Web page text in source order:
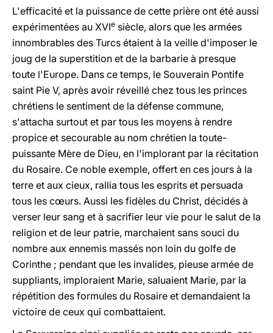
L'efficacité et la puissance de cette prière ont été aussi
expérimentées au XVIe siècle, alors que les armées
innombrables des Turcs étaient à la veille d'imposer le
joug de la superstition et de la barbarie à presque
toute l'Europe. Dans ce temps, le Souverain Pontife
saint Pie V, après avoir réveillé chez tous les princes
chrétiens le sentiment de la défense commune,
s'attacha surtout et par tous les moyens à rendre
propice et secourable au nom chrétien la toute-
puissante Mère de Dieu, en l'implorant par la récitation
du Rosaire. Ce noble exemple, offert en ces jours à la
terre et aux cieux, rallia tous les esprits et persuada
tous les cœurs. Aussi les fidèles du Christ, décidés à
verser leur sang et à sacrifier leur vie pour le salut de la
religion et de leur patrie, marchaient sans souci du
nombre aux ennemis massés non loin du golfe de
Corinthe ; pendant que les invalides, pieuse armée de
suppliants, imploraient Marie, saluaient Marie, par la
répétition des formules du Rosaire et demandaient la
victoire de ceux qui combattaient.